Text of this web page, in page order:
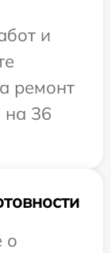
и
ремонт
на 36
о